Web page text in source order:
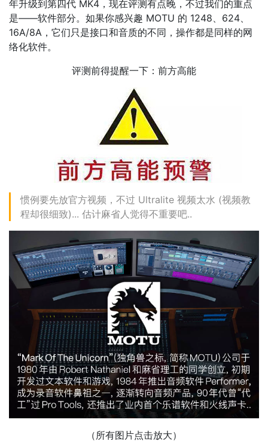
年升级到第四代 MK4，现在评测有点晚，不过我们的重点
是——软件部分。如果你感兴趣 MOTU 的 1248、624、
16A/8A，它们只是接口和音质的不同，操作都是同样的网
络化软件。
评测前得提醒一下：前方高能
惯例要先放官方视频，不过 Ultralite 视频太水 (视频教
程却很细致)... 估计麻省人觉得不重要吧..
（所有图片点击放大）